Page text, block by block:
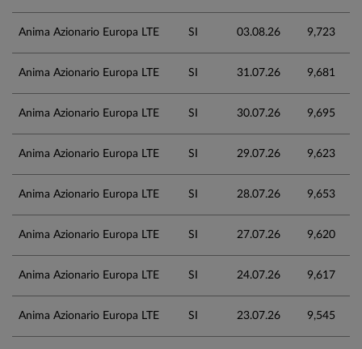
Anima Azionario Europa LTE SI 03.08.26 9,723
Anima Azionario Europa LTE SI 31.07.26 9,681
Anima Azionario Europa LTE SI 30.07.26 9,695
Anima Azionario Europa LTE SI 29.07.26 9,623
Anima Azionario Europa LTE SI 28.07.26 9,653
Anima Azionario Europa LTE SI 27.07.26 9,620
Anima Azionario Europa LTE SI 24.07.26 9,617
Anima Azionario Europa LTE SI 23.07.26 9,545